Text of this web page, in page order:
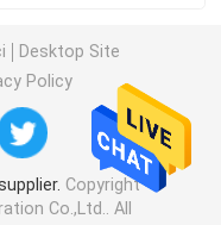
dell'esposizione
Desktop Site
Policy
Copyright
Co.,Ltd.. All